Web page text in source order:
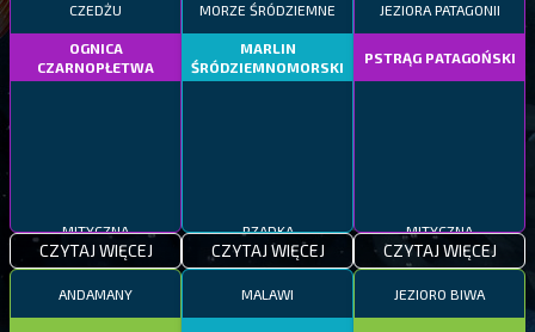
CZEDŻU
OGNICA
CZARNOPŁETWA
MITYCZNA
CZYTAJ WIĘCEJ
MORZE ŚRÓDZIEMNE
MARLIN
ŚRÓDZIEMNOMORSKI
RZADKA
CZYTAJ WIĘCEJ
JEZIORA PATAGONII
PSTRĄG PATAGOŃSKI
MITYCZNA
CZYTAJ WIĘCEJ
ANDAMANY MALAWI JEZIORO BIWA